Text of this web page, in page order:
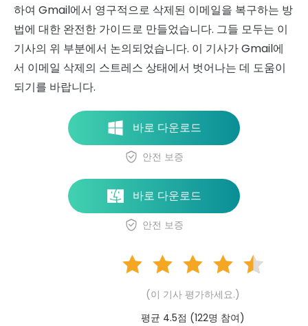
하여 Gmail에서 영구적으로 삭제된 이메일을 복구하는 방
법에 대한 완전한 가이드로 만들었습니다. 그들 모두는 이
기사의 위 부분에서 논의되었습니다. 이 기사가 Gmail에
서 이메일 삭제의 스트레스 상태에서 벗어나는 데 도움이
되기를 바랍니다.
바로 다운로드
안전 보증
바로 다운로드
안전 보증
(이 기사 평가하세요.)
평균 4.5점 (122명 참여)